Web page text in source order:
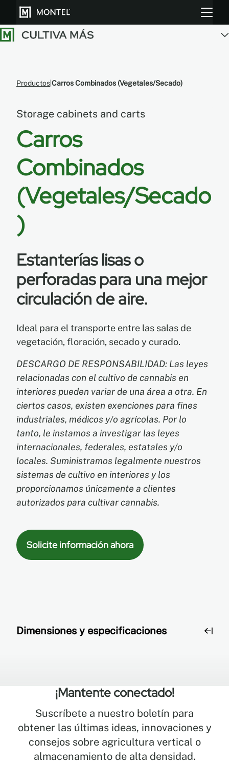
Centro de Recursos
Blog
Galeria
ProductosCarros Combinados (Vegetales/Secado)
Storage cabinets and carts
Carros
Combinados
(Vegetales/Secado
)
Estanterías lisas o
perforadas para una mejor
circulación de aire.
Ideal para el transporte entre las salas de
vegetación, floración, secado y curado.
DESCARGO DE RESPONSABILIDAD: Las leyes
relacionadas con el cultivo de cannabis en
interiores pueden variar de una área a otra. En
ciertos casos, existen exenciones para fines
industriales, médicos y/o agrícolas. Por lo
tanto, le instamos a investigar las leyes
internacionales, federales, estatales y/o
locales. Suministramos legalmente nuestros
sistemas de cultivo en interiores y los
proporcionamos únicamente a clientes
autorizados para cultivar cannabis.
Solicite información ahora
Dimensiones y especificaciones
Dimensiones
y
especificaciones
¡Mantente conectado!
Suscríbete a nuestro boletín para
obtener las últimas ideas, innovaciones y
consejos sobre agricultura vertical o
almacenamiento de alta densidad.